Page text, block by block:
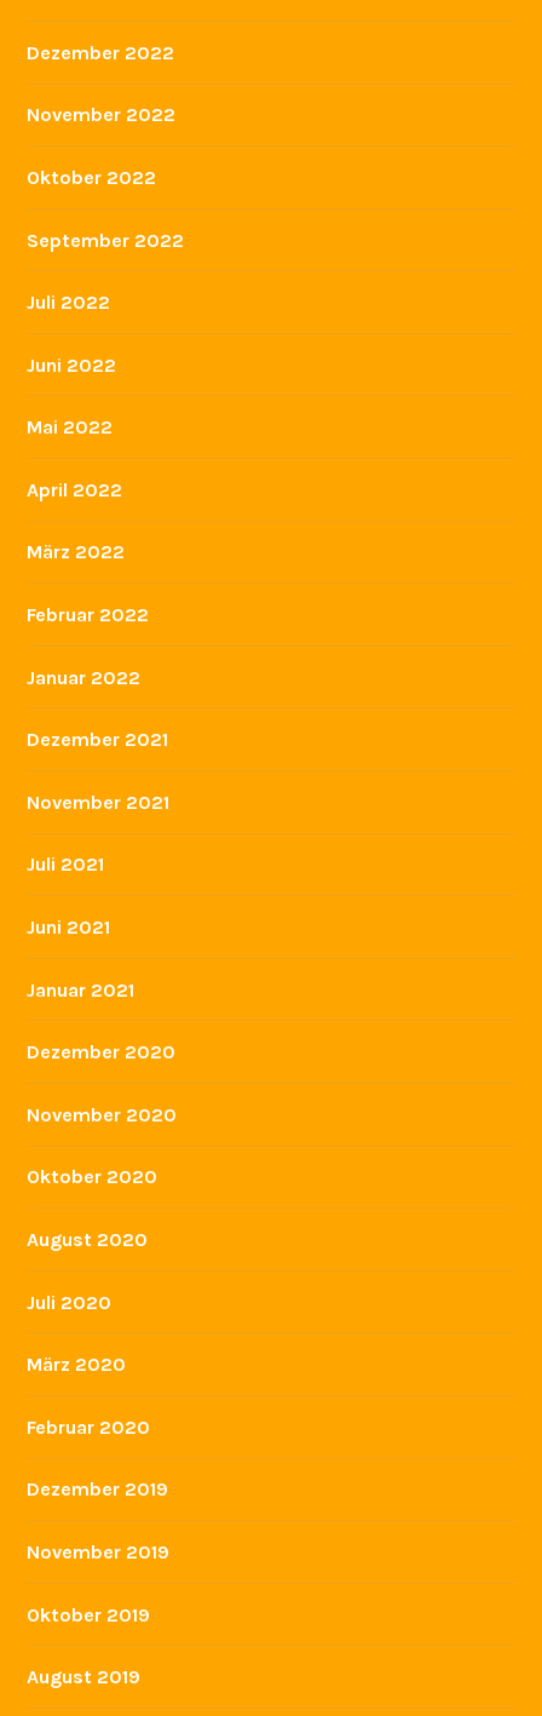
Dezember 2022
November 2022
Oktober 2022
September 2022
Juli 2022
Juni 2022
Mai 2022
April 2022
März 2022
Februar 2022
Januar 2022
Dezember 2021
November 2021
Juli 2021
Juni 2021
Januar 2021
Dezember 2020
November 2020
Oktober 2020
August 2020
Juli 2020
März 2020
Februar 2020
Dezember 2019
November 2019
Oktober 2019
August 2019